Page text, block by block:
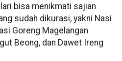
bisa menikmati sajian
sudah dikurasi, yakni Nasi
Goreng Magelangan
Beong, dan Dawet Ireng